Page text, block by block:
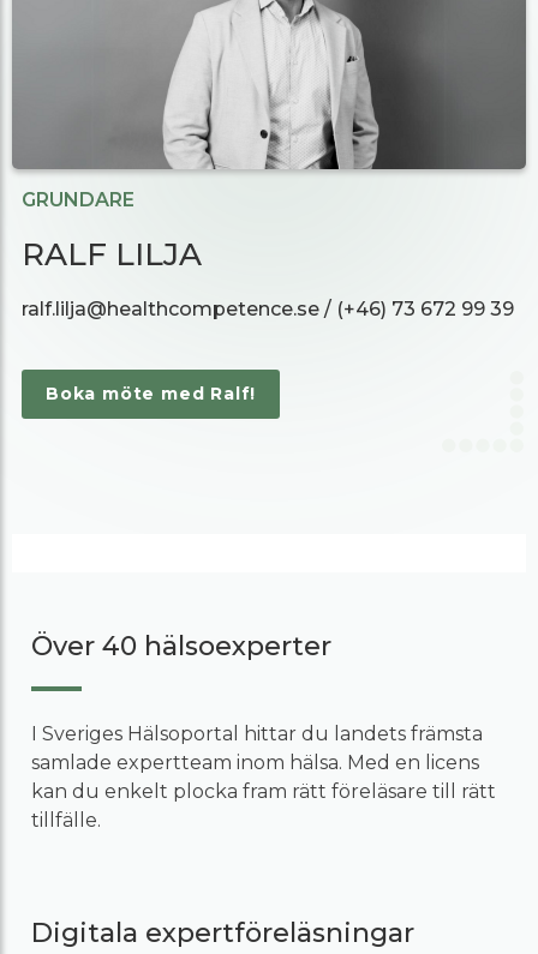
GRUNDARE
RALF LILJA
ralf.lilja@healthcompetence.se / (+46) 73 672 99 39
Boka möte med Ralf!
Över 40 hälsoexperter
I Sveriges Hälsoportal hittar du landets främsta
samlade expertteam inom hälsa. Med en licens
kan du enkelt plocka fram rätt föreläsare till rätt
tillfälle.
Digitala expertföreläsningar